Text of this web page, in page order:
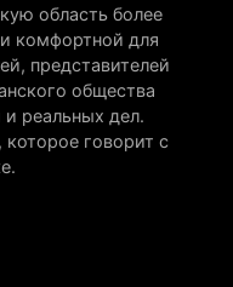
область более
комфортной для
представителей
общества
реальных дел.
говорит с